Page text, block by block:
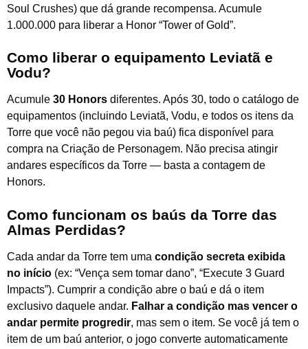
Soul Crushes) que dá grande recompensa. Acumule
1.000.000 para liberar a Honor “Tower of Gold”.
Como liberar o equipamento Leviatã e
Vodu?
Acumule 30 Honors diferentes. Após 30, todo o catálogo de
equipamentos (incluindo Leviatã, Vodu, e todos os itens da
Torre que você não pegou via baú) fica disponível para
compra na Criação de Personagem. Não precisa atingir
andares específicos da Torre — basta a contagem de
Honors.
Como funcionam os baús da Torre das
Almas Perdidas?
Cada andar da Torre tem uma condição secreta exibida
no início (ex: “Vença sem tomar dano”, “Execute 3 Guard
Impacts”). Cumprir a condição abre o baú e dá o item
exclusivo daquele andar. Falhar a condição mas vencer o
andar permite progredir, mas sem o item. Se você já tem o
item de um baú anterior, o jogo converte automaticamente